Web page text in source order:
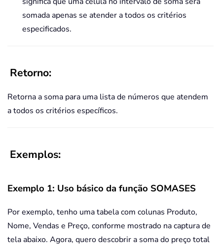
somada apenas se atender a todos os critérios
especificados.
Retorno:
Retorna a soma para uma lista de números que atendem
a todos os critérios específicos.
Exemplos:
Exemplo 1: Uso básico da função SOMASES
Por exemplo, tenho uma tabela com colunas Produto,
Nome, Vendas e Preço, conforme mostrado na captura de
tela abaixo. Agora, quero descobrir a soma do preço total